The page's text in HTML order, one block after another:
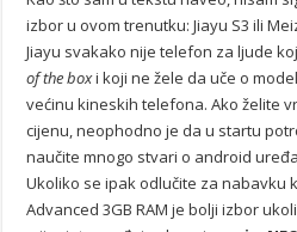
izbor u ovom trenutku: Jiayu S3 ili
Jiayu svakako nije telefon za ljude
of the boxi koji ne žele da uče o
većinu kineskih telefona. Ako želite
cijenu, neophodno je da u startu
naučite mnogo stvari o android
Ukoliko se ipak odlučite za nabavku
Advanced 3GB RAM je bolji izbor